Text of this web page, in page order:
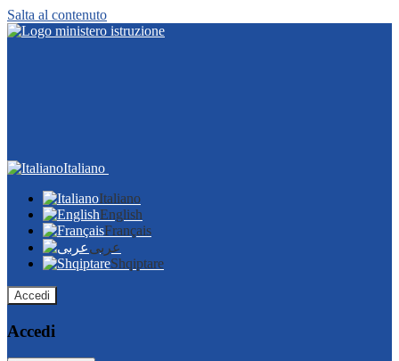
Salta al contenuto
Italiano
Italiano
English
Français
عربى
Shqiptare
Accedi
Accedi